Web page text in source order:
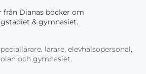
Dianas böcker om
& gymnasiet.
lärare, elevhälsopersonal,
och gymnasiet.